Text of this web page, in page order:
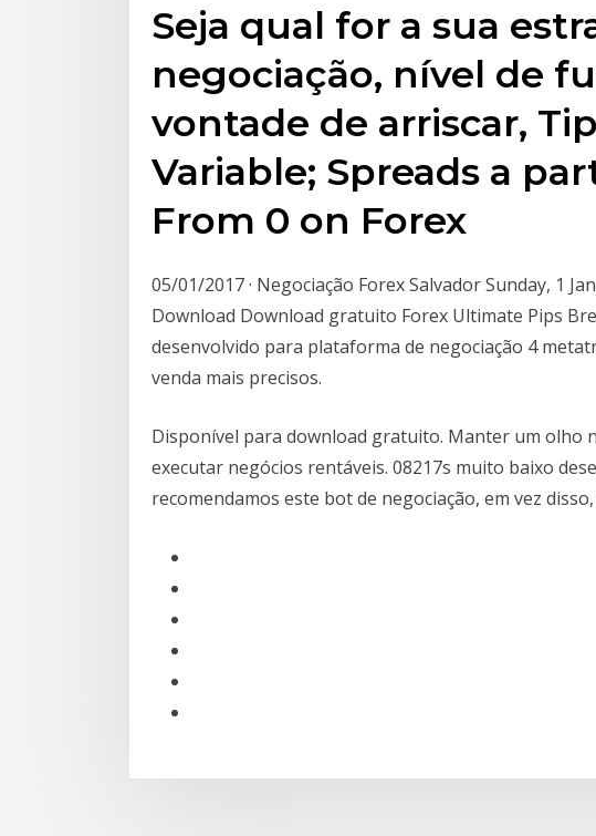
Seja qual for a sua
negociação, nível de
vontade de arriscar,
Variable; Spreads a
From 0 on Forex
05/01/2017 · Negociação Forex Salvador Sunday, 1
Download Download gratuito Forex Ultimate Pips
desenvolvido para plataforma de negociação 4
venda mais precisos.
Disponível para download gratuito. Manter um olho
executar negócios rentáveis. 08217s muito baixo
recomendamos este bot de negociação, em vez